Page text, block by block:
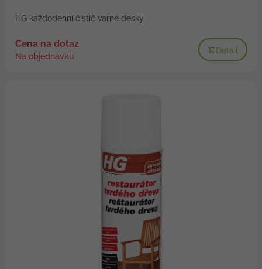
HG každodenní čistič varné desky
Cena na dotaz
Na objednávku
Detail